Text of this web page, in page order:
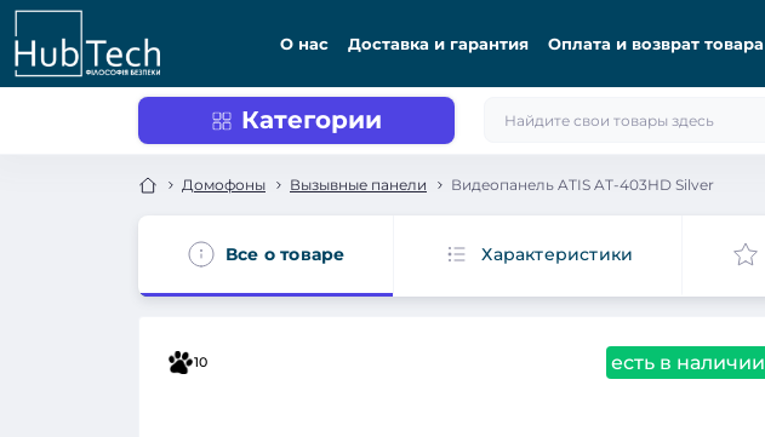
О нас Доставка и гарантия Оплата и возврат товара
Категории
Домофоны Вызывные панели Видеопанель ATIS AT-403HD Silver
Все о товаре Характеристики
10 есть в наличии